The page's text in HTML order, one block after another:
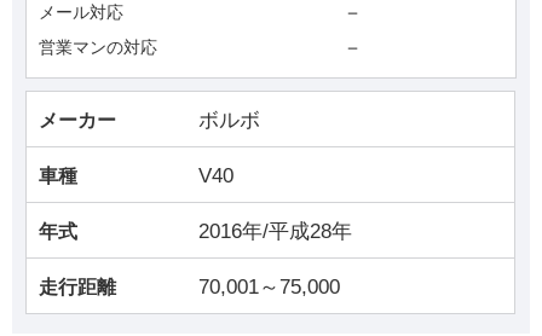
メール対応 －
営業マンの対応 －
メーカー ボルボ
車種 V40
年式 2016年/平成28年
走行距離 70,001～75,000